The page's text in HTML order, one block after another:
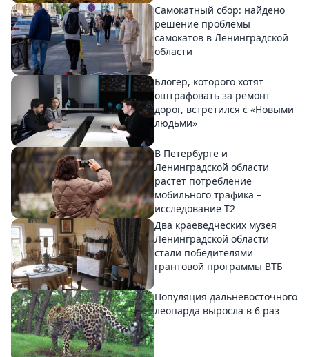
Самокатный сбор: найдено
решение проблемы
самокатов в Ленинградской
области
Блогер, которого хотят
оштрафовать за ремонт
дорог, встретился с «Новыми
людьми»
В Петербурге и
Ленинградской области
растет потребление
мобильного трафика –
исследование T2
Два краеведческих музея
Ленинградской области
стали победителями
грантовой программы ВТБ
Популяция дальневосточного
леопарда выросла в 6 раз